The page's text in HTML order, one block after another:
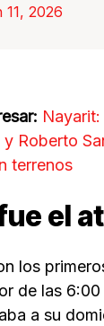
11, 2026
y Roberto
terrenos
el
los
de las
a su